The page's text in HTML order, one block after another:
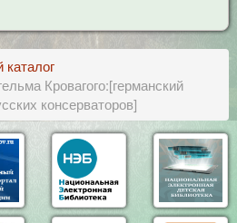
Кровагого:[германский
консерваторов]